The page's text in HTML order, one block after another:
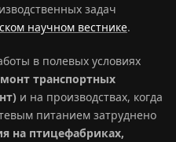
задач
научном вестнике.
в полевых условиях
транспортных
и на производствах, когда
питанием затруднено
на птицефабриках,